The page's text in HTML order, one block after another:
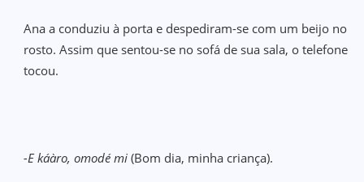
Ana a conduziu à porta e despediram-se com um beijo no
rosto. Assim que sentou-se no sofá de sua sala, o telefone
tocou.
-E káàro, omodé mi(Bom dia, minha criança).